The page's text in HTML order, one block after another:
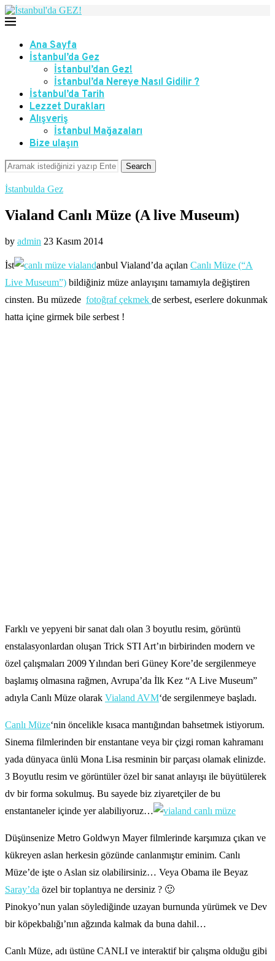
Ana Sayfa
İstanbul’da Gez
İstanbul’dan Gez!
İstanbul’da Nereye Nasıl Gidilir ?
İstanbul’da Tarih
Lezzet Durakları
Alışveriş
İstanbul Mağazaları
Bize ulaşın
Search
İstanbulda Gez
Vialand Canlı Müze (A live Museum)
by admin 23 Kasım 2014
İst anbul Vialand’da açılan Canlı Müze (“A
Live Museum”) bildiğiniz müze anlayışını tamamıyla değiştiren
cinsten. Bu müzede fotoğraf çekmek de serbest, eserlere dokunmak
hatta içine girmek bile serbest !
Farklı ve yepyeni bir sanat dalı olan 3 boyutlu resim, görüntü
enstalasyonlardan oluşan Trick STI Art’ın birbirinden modern ve
özel çalışmaları 2009 Yılından beri Güney Kore’de sergilenmeye
başlamış olmasına rağmen, Avrupa’da İlk Kez “A Live Museum”
adıyla Canlı Müze olarak Vialand AVM‘de sergilenmeye başladı.
Canlı Müze‘nin öncelikle kısaca mantığından bahsetmek istiyorum.
Sinema filmlerinden bir enstantane veya bir çizgi roman kahramanı
yada dünyaca ünlü Mona Lisa resminin bir parçası olamak elinizde.
3 Boyutlu resim ve görüntüler özel bir sanat anlayışı ile büyütülerek
dv bir forma sokulmuş. Bu sayede biz ziyaretçiler de bu
enstantaneler içinde yer alabiliyoruz…
Düşünsenize Metro Goldwyn Mayer filmlerinde karşımıza çıkan ve
kükreyen aslan herkesin gözünde canlanmıştır eminim. Canlı
Müze’de işte o Aslan siz olabilirsiniz… Veya Obama ile Beyaz
Saray’da özel bir toplantıya ne dersiniz ? 🙂
Pinokyo’nun yalan söylediğinde uzayan burnunda yürümek ve Dev
bir köpekbalığı’nın ağzında kalmak da buna dahil…
Canlı Müze, adı üstüne CANLI ve interaktif bir çalışma olduğu gibi